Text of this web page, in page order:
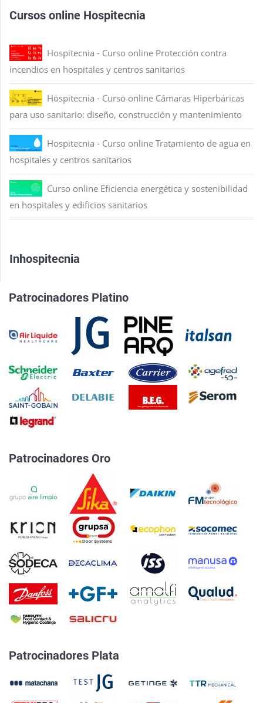
Cursos online Hospitecnia
Hospitecnia - Curso online Protección contra
incendios en hospitales y centros sanitarios
Hospitecnia - Curso online Cámaras Hiperbáricas
para uso sanitario: diseño, construcción y mantenimiento
Hospitecnia - Curso online Tratamiento de agua en
hospitales y centros sanitarios
Curso online Eficiencia energética y sostenibilidad
en hospitales y edificios sanitarios
Inhospitecnia
Patrocinadores Platino
Patrocinadores Oro
Patrocinadores Plata